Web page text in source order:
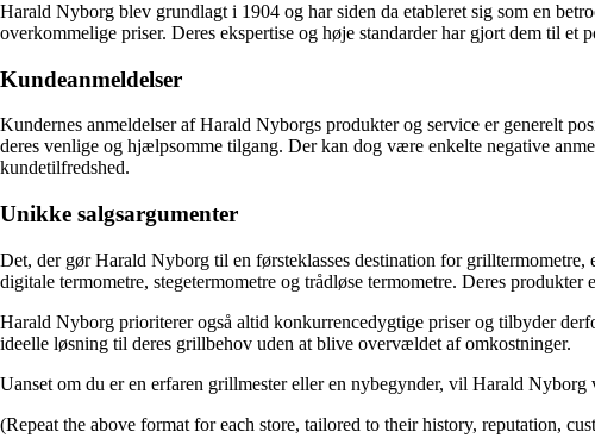
Harald Nyborg blev grundlagt i 1904 og har siden da etableret sig som en
overkommelige priser. Deres ekspertise og høje standarder har gjort dem til
Kundeanmeldelser
Kundernes anmeldelser af Harald Nyborgs produkter og service er generelt
deres venlige og hjælpsomme tilgang. Der kan dog være enkelte negative
kundetilfredshed.
Unikke salgsargumenter
Det, der gør Harald Nyborg til en førsteklasses destination for
digitale termometre, stegetermometre og trådløse termometre. Deres
Harald Nyborg prioriterer også altid konkurrencedygtige priser og tilbyder
ideelle løsning til deres grillbehov uden at blive overvældet af omkostninger.
Uanset om du er en erfaren grillmester eller en nybegynder, vil Harald
(Repeat the above format for each store, tailored to their history, reputation,